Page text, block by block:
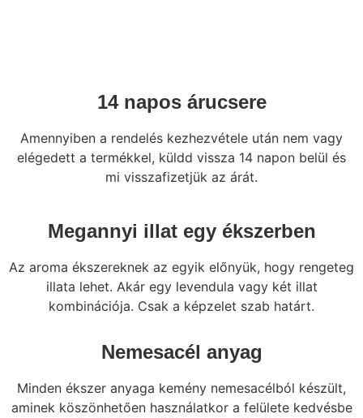
14 napos árucsere
Amennyiben a rendelés kezhezvétele után nem vagy
elégedett a termékkel, küldd vissza 14 napon belül és
mi visszafizetjük az árát.
Megannyi illat egy ékszerben
Az aroma ékszereknek az egyik előnyük, hogy rengeteg
illata lehet. Akár egy levendula vagy két illat
kombinációja. Csak a képzelet szab határt.
Nemesacél anyag
Minden ékszer anyaga kemény nemesacélból készült,
aminek köszönhetően használatkor a felülete kedvésbe